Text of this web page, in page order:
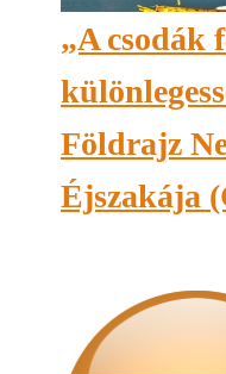
„A csodák
Földrajz
Éjszakája